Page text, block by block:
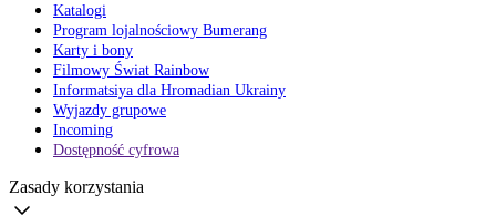
Katalogi
Program lojalnościowy Bumerang
Karty i bony
Filmowy Świat Rainbow
Informatsiya dla Hromadian Ukrainy
Wyjazdy grupowe
Incoming
Dostępność cyfrowa
Zasady korzystania